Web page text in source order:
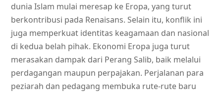
dunia Islam mulai meresap ke Eropa, yang turut
berkontribusi pada Renaisans. Selain itu, konflik ini
juga memperkuat identitas keagamaan dan nasional
di kedua belah pihak. Ekonomi Eropa juga turut
merasakan dampak dari Perang Salib, baik melalui
perdagangan maupun perpajakan. Perjalanan para
peziarah dan pedagang membuka rute-rute baru